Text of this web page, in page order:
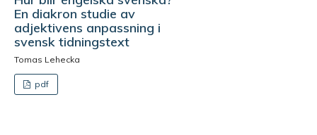
En diakron studie av
adjektivens anpassning i
svensk tidningstext
Tomas Lehecka
pdf